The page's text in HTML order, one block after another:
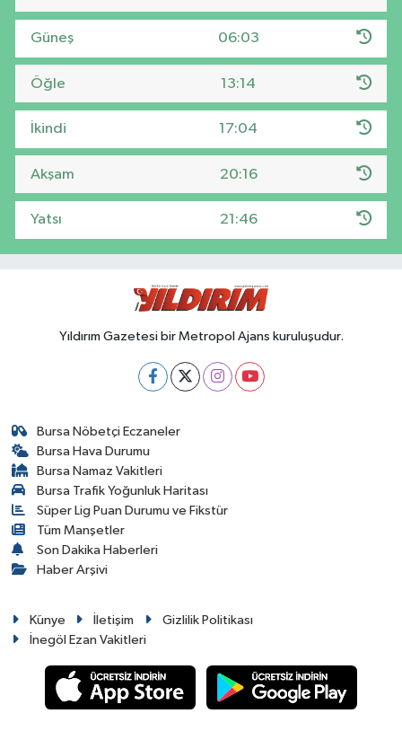
Güneş 06:03
Öğle 13:14
İkindi 17:04
Akşam 20:16
Yatsı 21:46
Yıldırım Gazetesi bir Metropol Ajans kuruluşudur.
Bursa Nöbetçi Eczaneler
Bursa Hava Durumu
Bursa Namaz Vakitleri
Bursa Trafik Yoğunluk Haritası
Süper Lig Puan Durumu ve Fikstür
Tüm Manşetler
Son Dakika Haberleri
Haber Arşivi
Künye İletişim
Gizlilik Politikası
İnegöl Ezan Vakitleri